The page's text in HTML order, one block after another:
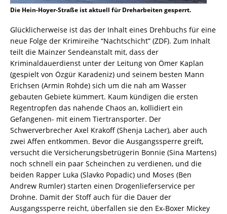
Die Hein-Hoyer-Straße ist aktuell für Dreharbeiten gesperrt.
Glücklicherweise ist das der Inhalt eines Drehbuchs für eine
neue Folge der Krimireihe “Nachtschicht” (ZDF). Zum Inhalt
teilt die Mainzer Sendeanstalt mit, dass der
Kriminaldauerdienst unter der Leitung von Ömer Kaplan
(gespielt von Özgür Karadeniz) und seinem besten Mann
Erichsen (Armin Rohde) sich um die nah am Wasser
gebauten Gebiete kümmert. Kaum kündigen die ersten
Regentropfen das nahende Chaos an, kollidiert ein
Gefangenen- mit einem Tiertransporter. Der
Schwerverbrecher Axel Krakoff (Shenja Lacher), aber auch
zwei Affen entkommen. Bevor die Ausgangssperre greift,
versucht die Versicherungsbetrügerin Bonnie (Sina Martens)
noch schnell ein paar Scheinchen zu verdienen, und die
beiden Rapper Luka (Slavko Popadic) und Moses (Ben
Andrew Rumler) starten einen Drogenlieferservice per
Drohne. Damit der Stoff auch für die Dauer der
Ausgangssperre reicht, überfallen sie den Ex-Boxer Mickey